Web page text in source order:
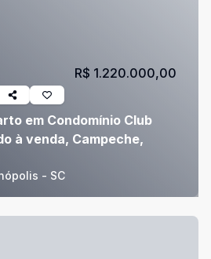
em Condomínio Club
à venda, Campeche,
- SC
R$ 1.220.000,00